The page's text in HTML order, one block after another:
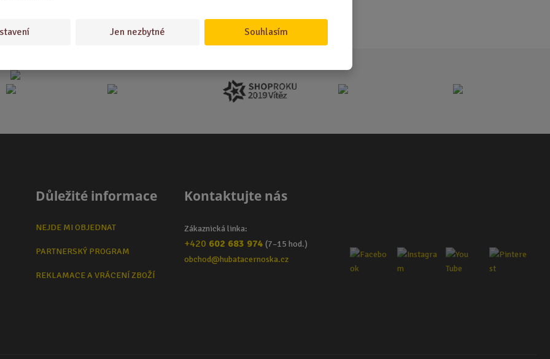
Jen nezbytné Souhlasím
Důležité informace
NEJDE MI OBJEDNAT
PARTNERSKÝ PROGRAM
REKLAMACE A VRÁCENÍ ZBOŽÍ
Kontaktujte nás
Zákaznická linka:
+420 602 683 974 (7–15 hod.)
obchod@hubatacernoska.cz